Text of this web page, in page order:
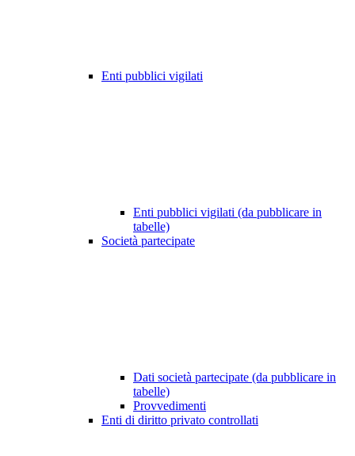
Enti pubblici vigilati
Enti pubblici vigilati (da pubblicare in
tabelle)
Società partecipate
Dati società partecipate (da pubblicare in
tabelle)
Provvedimenti
Enti di diritto privato controllati